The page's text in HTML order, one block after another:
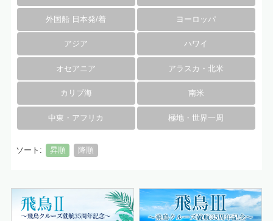
外国船 日本発/着 ヨーロッパ
アジア ハワイ
オセアニア アラスカ・北米
カリブ海 南米
中東・アフリカ 極地・世界一周
ソート: 昇順 降順
詳細はこちら